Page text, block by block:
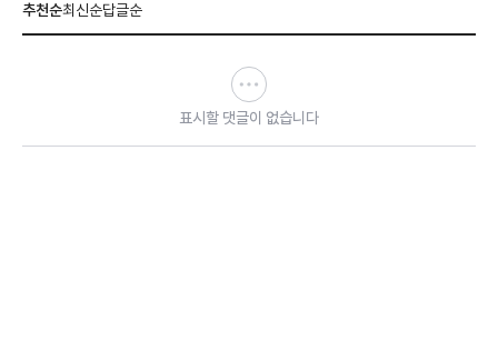
추천순최신순답글순
표시할 댓글이 없습니다